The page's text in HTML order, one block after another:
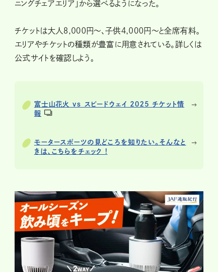
ニングチェアエリア」から選べるようになった。
チケットは大人8,000円～、子供4,000円〜と全席有料。
エリアやチケットの種類が豊富に用意されている。詳しくは
公式サイトを確認しよう。
富士山花火 vs スピードウェイ 2025 チケット情
報
モータースポーツの見どころを知りたい。そんなと
きは、こちらをチェック !